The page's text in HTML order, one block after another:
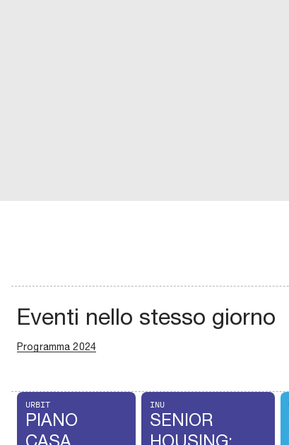
Eventi nello stesso giorno
Programma 2024
URBIT
PIANO
CASA
INU
SENIOR
HOUSING: